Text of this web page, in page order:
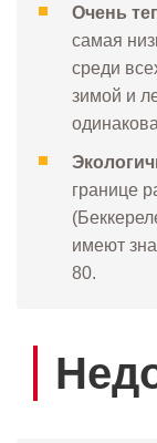
Очень
самая
среди
зимой и
границе
имеют
80.